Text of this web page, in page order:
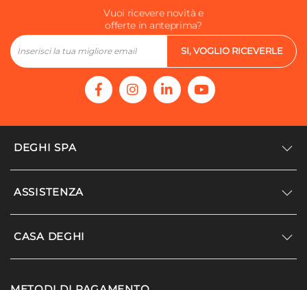
Vuoi ricevere novità e
offerte in anteprima?
SI, VOGLIO RICEVERLE
DEGHI SPA
Accedi/Registrati
Modello organizzativo e codice etico
ASSISTENZA
Supporto
CASA DEGHI